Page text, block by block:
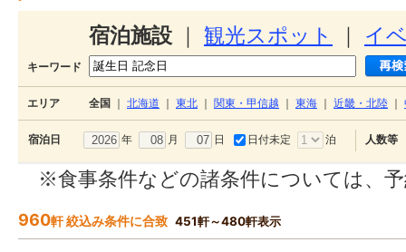
宿泊施設 観光スポット イ
キーワード
エリア 全国 北海道 東北 関東・甲信越 東海 近畿・北陸
宿泊日 年 月 日 日付未定 泊 人数等
※食事条件などの諸条件については、
960軒 絞込み条件に合致 451軒～480軒表示